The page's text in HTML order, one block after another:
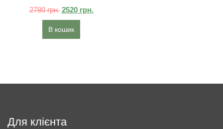
2780грн. 2520 грн.
В кошик
Для клієнта